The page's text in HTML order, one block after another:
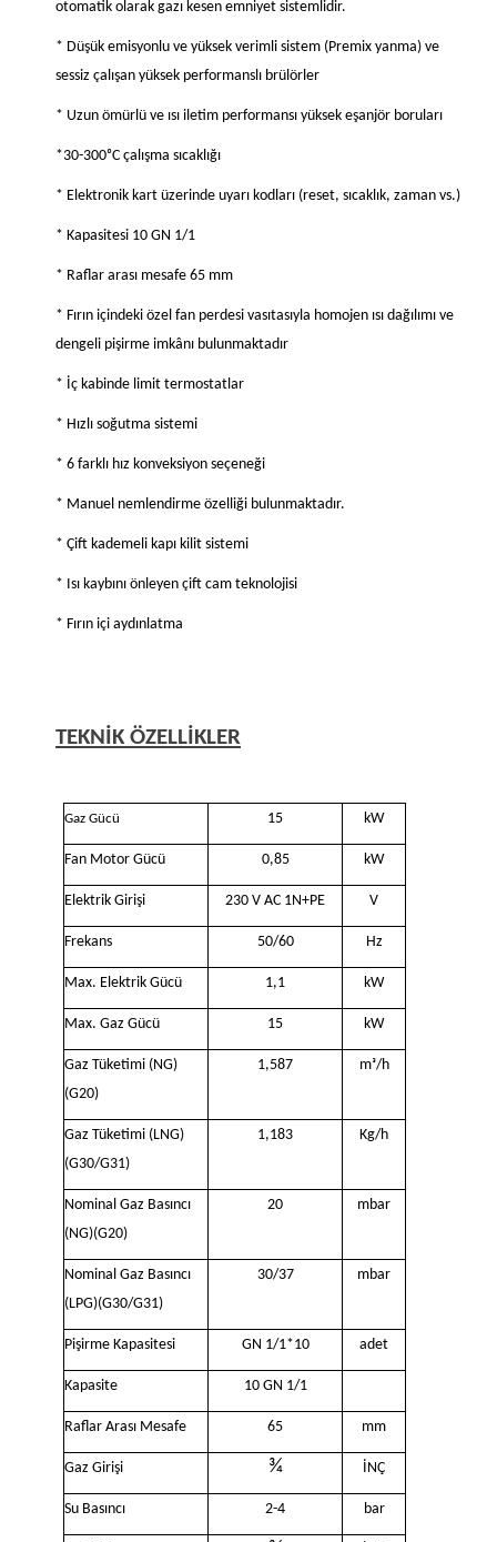
otomatik olarak gazı kesen emniyet sistemlidir.
* Düşük emisyonlu ve yüksek verimli sistem (Premix yanma) ve
sessiz çalışan yüksek performanslı brülörler
* Uzun ömürlü ve ısı iletim performansı yüksek eşanjör boruları
*30-300ᵒC çalışma sıcaklığı
* Elektronik kart üzerinde uyarı kodları (reset, sıcaklık, zaman vs.)
* Kapasitesi 10 GN 1/1
* Raflar arası mesafe 65 mm
* Fırın içindeki özel fan perdesi vasıtasıyla homojen ısı dağılımı ve
dengeli pişirme imkânı bulunmaktadır
* İç kabinde limit termostatlar
* Hızlı soğutma sistemi
* 6 farklı hız konveksiyon seçeneği
* Manuel nemlendirme özelliği bulunmaktadır.
* Çift kademeli kapı kilit sistemi
* Isı kaybını önleyen çift cam teknolojisi
* Fırın içi aydınlatma
TEKNİK ÖZELLİKLER
Gaz Gücü 15 kW
Fan Motor Gücü 0,85 kW
Elektrik Girişi 230 V AC 1N+PE V
Frekans 50/60 Hz
Max. Elektrik Gücü 1,1 kW
Max. Gaz Gücü 15 kW
Gaz Tüketimi (NG)
(G20)
1,587 mᶟ/h
Gaz Tüketimi (LNG)
(G30/G31)
1,183 Kg/h
Nominal Gaz Basıncı
(NG)(G20)
20 mbar
Nominal Gaz Basıncı
(LPG)(G30/G31)
30/37 mbar
Pişirme Kapasitesi GN 1/1*10 adet
Kapasite 10 GN 1/1
Raflar Arası Mesafe 65 mm
Gaz Girişi ¾ İNÇ
Su Basıncı 2-4 bar